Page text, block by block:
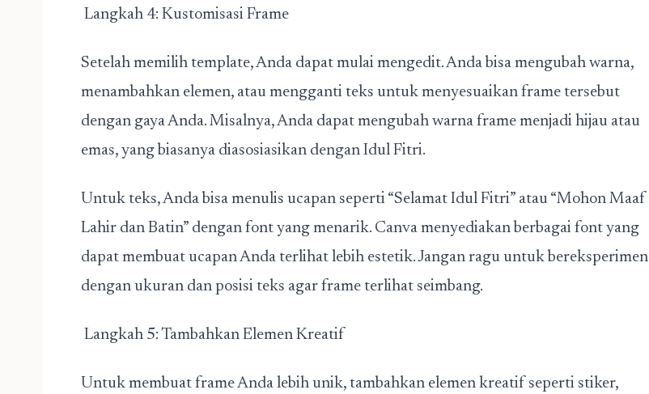
Langkah 4: Kustomisasi Frame
Setelah memilih template, Anda dapat mulai mengedit. Anda bisa mengubah warna,
menambahkan elemen, atau mengganti teks untuk menyesuaikan frame tersebut
dengan gaya Anda. Misalnya, Anda dapat mengubah warna frame menjadi hijau atau
emas, yang biasanya diasosiasikan dengan Idul Fitri.
Untuk teks, Anda bisa menulis ucapan seperti “Selamat Idul Fitri” atau “Mohon Maaf
Lahir dan Batin” dengan font yang menarik. Canva menyediakan berbagai font yang
dapat membuat ucapan Anda terlihat lebih estetik. Jangan ragu untuk bereksperimen
dengan ukuran dan posisi teks agar frame terlihat seimbang.
Langkah 5: Tambahkan Elemen Kreatif
Untuk membuat frame Anda lebih unik, tambahkan elemen kreatif seperti stiker,